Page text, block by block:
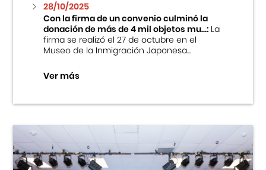
28/10/2025
Con la firma de un convenio culminó la
donación de más de 4 mil objetos mu...:La
firma se realizó el 27 de octubre en el
Museo de la Inmigración Japonesa...
Ver más